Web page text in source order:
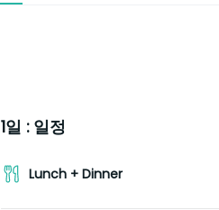
1일 : 일정
Lunch + Dinner